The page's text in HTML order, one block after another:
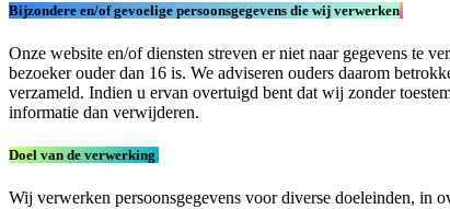
Bijzondere en/of gevoelige persoonsgegevens die wij verwerken
Onze website en/of diensten streven er niet naar gegevens te
bezoeker ouder dan 16 is. We adviseren ouders daarom
verzameld. Indien u ervan overtuigd bent dat wij zonder
informatie dan verwijderen.
Doel van de verwerking
Wij verwerken persoonsgegevens voor diverse doeleinden, in